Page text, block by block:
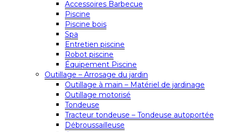
Accessoires Barbecue
Piscine
Piscine bois
Spa
Entretien piscine
Robot piscine
Équipement Piscine
Outillage – Arrosage du jardin
Outillage à main – Matériel de jardinage
Outillage motorisé
Tondeuse
Tracteur tondeuse – Tondeuse autoportée
Débroussailleuse